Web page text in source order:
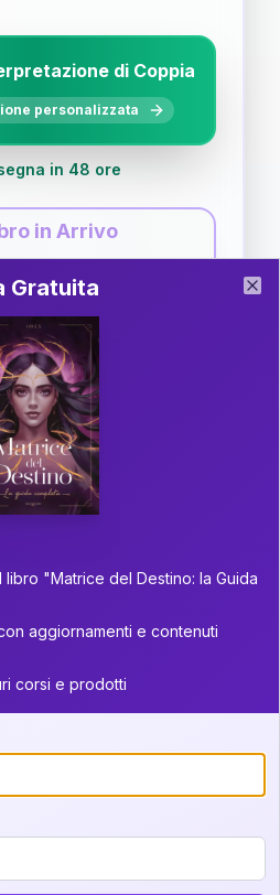
di Coppia
personalizzata
in 48 ore
in Arrivo
di Coppia
Iscriviti alla newsletter
aggiornamenti!
parziale
gratuita
basso per vedere
parziale gratuita della tua
per ricevere
sarà disponibile.
nella vostra
vostra unione
del Libro
Gratuita
libro "Matrice del Destino: la Guida
aggiornamenti e contenuti
corsi e prodotti